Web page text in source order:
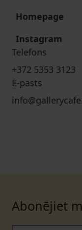
Homepage
Instagram
Telefons
+372 5353 3123
E-pasts
Abonējiet